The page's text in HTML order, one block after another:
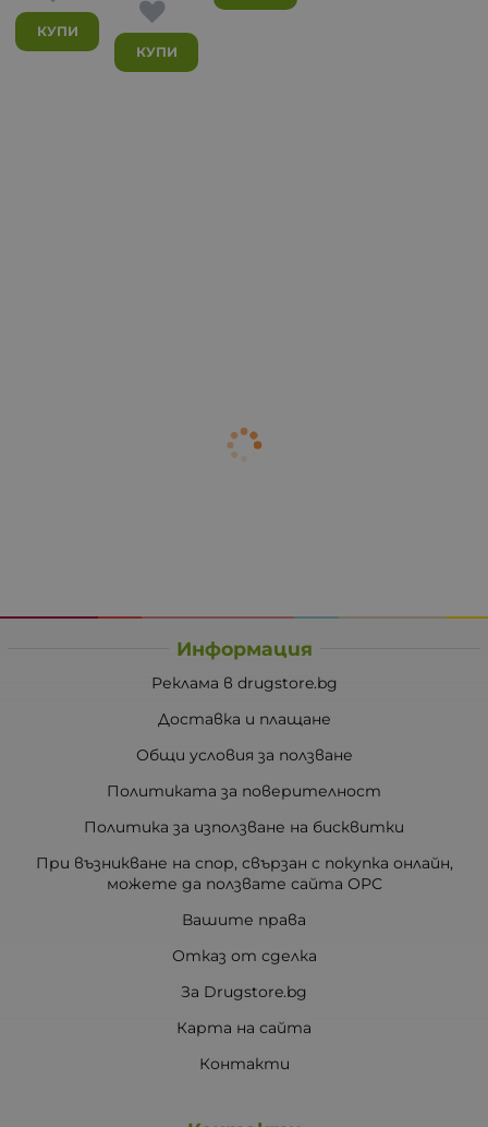
КУПИ
КУПИ
Информация
Реклама в drugstore.bg
Доставка и плащане
Общи условия за ползване
Политиката за поверителност
Политика за използване на бисквитки
При възникване на спор, свързан с покупка онлайн,
можете да ползвате сайта ОРС
Вашите права
Отказ от сделка
За Drugstore.bg
Карта на сайта
Контакти